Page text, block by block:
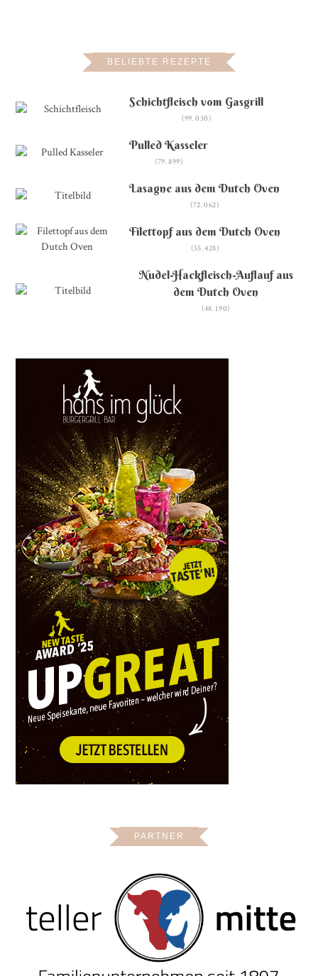
BELIEBTE REZEPTE
Schichtfleisch vom Gasgrill
(99.030)
Pulled Kasseler
(79.899)
Lasagne aus dem Dutch Oven
(72.062)
Filettopf aus dem Dutch Oven
(55.428)
Nudel-Hackfleisch-Auflauf aus
dem Dutch Oven
(48.190)
PARTNER